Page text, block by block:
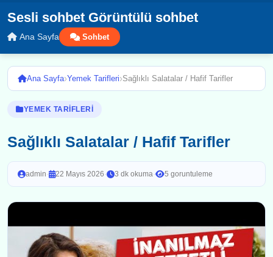
Sesli sohbet Görüntülü sohbet
Ana Sayfa Sohbet
Ana Sayfa›Yemek Tarifleri›Sağlıklı Salatalar / Hafif Tarifler
YEMEK TARIFLERI
Sağlıklı Salatalar / Hafif Tarifler
admin· 22 Mayıs 2026· 3 dk okuma· 5 goruntuleme